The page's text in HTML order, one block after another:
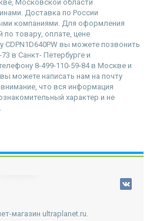
Московской области
Доставка по России
компаниями. Для оформления
по товару, оплате, цене
вы можете позвонить
в Санкт- Петербурге и
8-499-110-59-84 в Москве и
можете написать нам на почту
что вся информация
характер и не
магазин ultraplanet.ru.
наверх